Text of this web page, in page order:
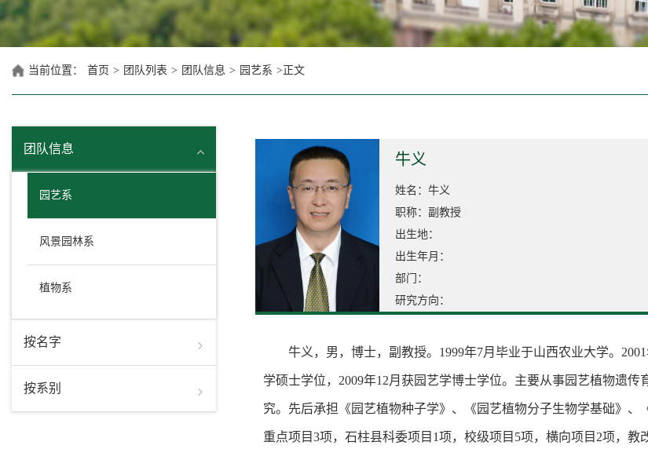
当前位置： 首页 > 团队列表 > 团队信息 > 园艺系 > 正文
团队信息
园艺系
风景园林系
植物系
按名字
按系别
牛义
姓名：牛义
职称：副教授
出生地：
出生年月：
部门：
研究方向：
牛义，男，博士，副教授。1999年7月毕业于山西农业大学。
学硕士学位，2009年12月获园艺学博士学位。主要从事园艺植物遗
究。先后承担《园艺植物种子学》、《园艺植物分子生物学基础》
重点项目3项，石柱县科委项目1项，校级项目5项，横向项目2项，